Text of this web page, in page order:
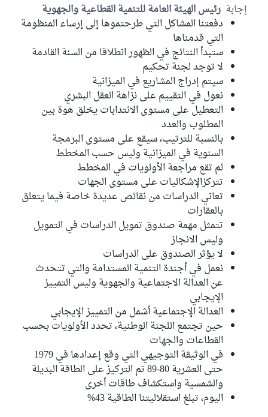
إجابة رئيس الهيئة العامة للتنمية القطاعية والجهوية
دفعتنا المشاكل التي طرحتموها إلى إرساء المنظومة
التي قدمناها
ستبدأ النتائج في الظهور انطلاقا من السنة القادمة
لا توجد لجنة تحكيم
سيتم إدراج المشاريع في الميزانية
نعول في التقييم على نزاهة العقل البشري
التعطيل على مستوى الانتدابات يخلق هوة بين
المطلوب والعدد
بالنسبة للترتيب، سيقع على مستوى البرمجة
السنوية في الميزانية وليس حسب المخطط
لم تقع مراجعة الأولويات في المخطط
تتركزالإشكاليات على مستوى الجهات
تعاني الدراسات من نقائص عديدة خاصة فيما يتعلق
بالعقارات
تتمثل مهمة صندوق تمويل الدراسات في التمويل
وليس الانجاز
لا يؤثر الصندوق على الدراسات
نعمل في أجندة التنمية المستدامة والتي تتحدث
عن العدالة الاجتماعية والجهوية وليس التمييز
الإيجابي
العدالة الإجتماعية أشمل من التمييز الإيجابي
حين تجتمع اللجنة الوطنية، تحدد الأولويات بحسب
القطاعات والجهات
في الوثيقة التوجيهي التي وقع إعدادها في 1979
حتى العشرية 80-89 تم التركيز على الطاقة البديلة
والشمسية واستكشاف طاقات أخرى
اليوم، تبلغ استقلاليتنا الطاقية 43%